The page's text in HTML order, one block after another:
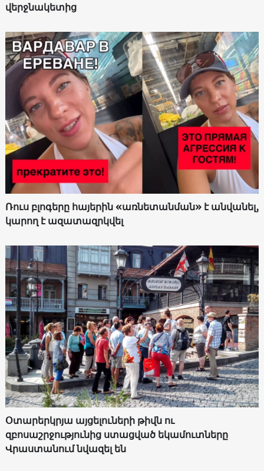
վերջնակետից
Ռուս բլոգերը հայերին «առնետանման» է անվանել,
կարող է ազատազրկվել
Օտարերկրյա այցելուների թիվն ու
զբոսաշրջությունից ստացված եկամուտները
Վրաստանում նվազել են